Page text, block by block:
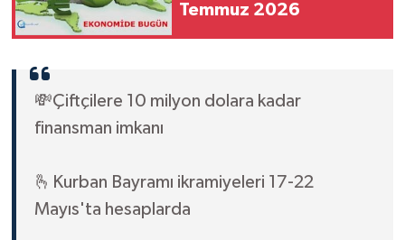
Temmuz 2026
💸Çiftçilere 10 milyon dolara kadar
finansman imkanı
🫰Kurban Bayramı ikramiyeleri 17-22
Mayıs'ta hesaplarda